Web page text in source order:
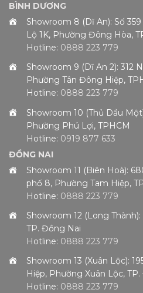
BÌNH DƯƠNG
Showroom 8 (Dĩ An): Số
Lộ 1K, Phường Đông Hòa,
Hotline: 0888 223 779
Showroom 9 (Dĩ An 2): 312
Phường Tân Đông Hiệp,
Hotline: 0888 223 779
Showroom 10 (Thủ Dầu
Phường Phú Lợi, TPHCM
Hotline: 0919 877 633
ĐỒNG NAI
Showroom 11 (Biên Hoà):
phố 8, Phường Tam Hiệp,
Hotline: 0888 223 779
Showroom 12 (Long
TP. Đồng Nai
Hotline: 0888 223 779
Showroom 13 (Xuân Lộc):
Hiệp, Phường Xuân Lộc,
Hotline: 0888 223 779